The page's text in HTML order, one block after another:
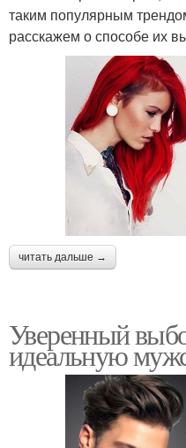
таким популярным
расскажем о способе их
читать дальше →
Уверенный
идеальную